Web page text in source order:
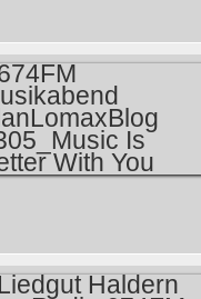
ALAN LOMAX BLOG
AM 27.6.2020
MOERS FESTIVAL
BERICHT
MUSIKABEND